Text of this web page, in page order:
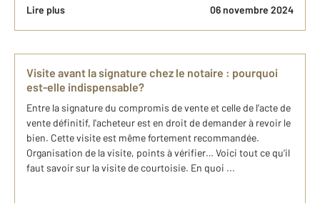
Lire plus 06 novembre 2024
Visite avant la signature chez le notaire : pourquoi
est-elle indispensable?
Entre la signature du compromis de vente et celle de l'acte de
vente définitif, l'acheteur est en droit de demander à revoir le
bien. Cette visite est même fortement recommandée.
Organisation de la visite, points à vérifier… Voici tout ce qu'il
faut savoir sur la visite de courtoisie. En quoi ...